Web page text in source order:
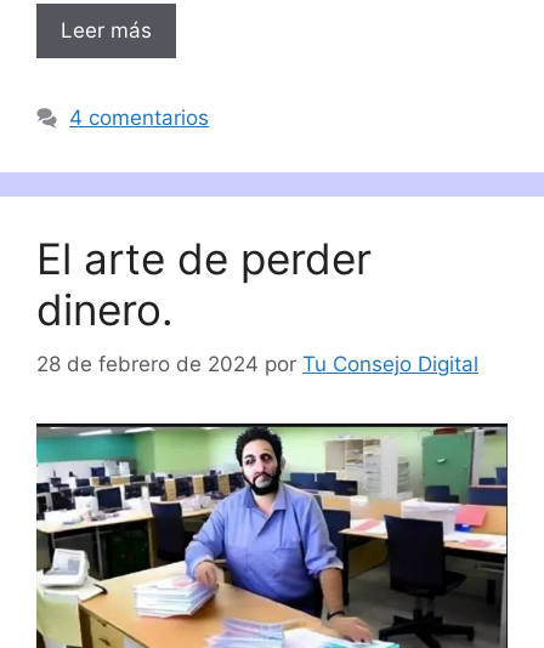
Leer más
4 comentarios
El arte de perder
dinero.
28 de febrero de 2024 por Tu Consejo Digital